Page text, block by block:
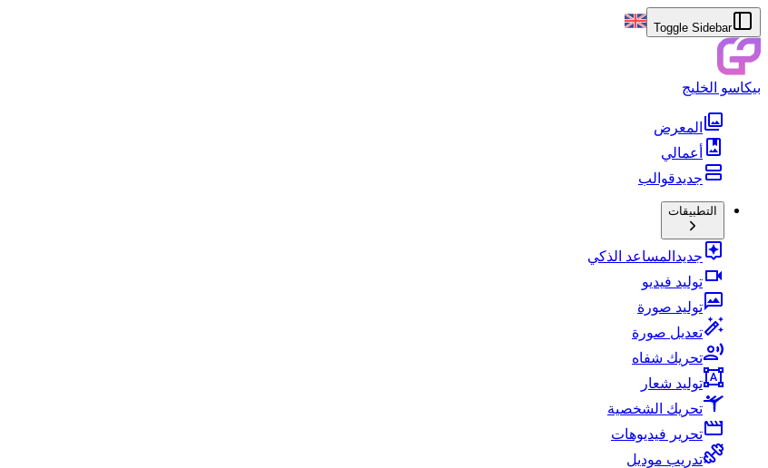
Toggle Sidebar
بيكاسو الخليج
المعرض
أعمالي
جديدقوالب
التطبيقات
جديد المساعد الذكي
توليد فيديو
توليد صورة
تعديل صورة
تحريك شفاه
توليد شعار
تحريك الشخصية
تحرير فيديوهات
تدريب موديل